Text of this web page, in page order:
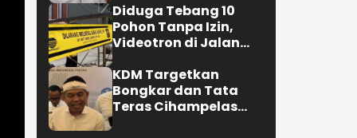
di Cipatat
Diduga Tebang 10
Pohon Tanpa Izin,
Videotron di Jalan
Bandung Disegel
KDM Targetkan
Bongkar dan Tata
Teras Cihampelas